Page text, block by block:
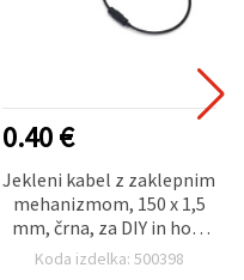
0.40 €
Jekleni kabel z zaklepnim
mehanizmom, 150 x 1,5
mm, črna, za DIY in hobi
ustvarjanje
Koda izdelka: 500398